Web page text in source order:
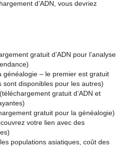
d’ADN, vous devriez
gratuit d’ADN pour l’analyse
généalogie – le premier est gratuit
sont disponibles pour les autres)
(téléchargement gratuit d’ADN et
gratuit pour la généalogie)
votre lien avec des
populations asiatiques, coût des